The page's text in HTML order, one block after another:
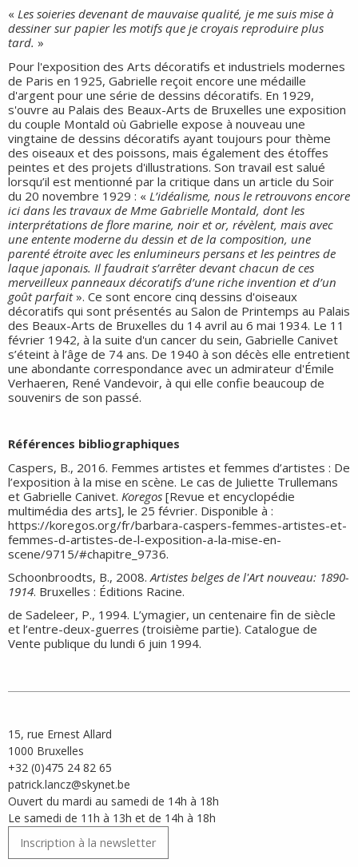
« Les soieries devenant de mauvaise qualité, je me suis mise à
dessiner sur papier les motifs que je croyais reproduire plus
tard. »
Pour l'exposition des Arts décoratifs et industriels modernes
de Paris en 1925, Gabrielle reçoit encore une médaille
d'argent pour une série de dessins décoratifs. En 1929,
s'ouvre au Palais des Beaux-Arts de Bruxelles une exposition
du couple Montald où Gabrielle expose à nouveau une
vingtaine de dessins décoratifs ayant toujours pour thème
des oiseaux et des poissons, mais également des étoffes
peintes et des projets d'illustrations. Son travail est salué
lorsqu’il est mentionné par la critique dans un article du Soir
du 20 novembre 1929 : « L’idéalisme, nous le retrouvons encore
ici dans les travaux de Mme Gabrielle Montald, dont les
interprétations de flore marine, noir et or, révèlent, mais avec
une entente moderne du dessin et de la composition, une
parenté étroite avec les enlumineurs persans et les peintres de
laque japonais. Il faudrait s’arrêter devant chacun de ces
merveilleux panneaux décoratifs d’une riche invention et d’un
goût parfait». Ce sont encore cinq dessins d'oiseaux
décoratifs qui sont présentés au Salon de Printemps au Palais
des Beaux-Arts de Bruxelles du 14 avril au 6 mai 1934. Le 11
février 1942, à la suite d'un cancer du sein, Gabrielle Canivet
s’éteint à l’âge de 74 ans. De 1940 à son décès elle entretient
une abondante correspondance avec un admirateur d'Émile
Verhaeren, René Vandevoir, à qui elle confie beaucoup de
souvenirs de son passé.
Références bibliographiques
Caspers, B., 2016. Femmes artistes et femmes d’artistes : De
l’exposition à la mise en scène. Le cas de Juliette Trullemans
et Gabrielle Canivet. Koregos [Revue et encyclopédie
multimédia des arts], le 25 février. Disponible à :
https://koregos.org/fr/barbara-caspers-femmes-artistes-et-
femmes-d-artistes-de-l-exposition-a-la-mise-en-
scene/9715/#chapitre_9736.
Schoonbroodts, B., 2008. Artistes belges de l'Art nouveau: 1890-
1914. Bruxelles : Éditions Racine.
de Sadeleer, P., 1994. L’ymagier, un centenaire fin de siècle
et l’entre-deux-guerres (troisième partie). Catalogue de
Vente publique du lundi 6 juin 1994.
15, rue Ernest Allard
1000 Bruxelles
+32 (0)475 24 82 65
patrick.lancz@skynet.be
Ouvert du mardi au samedi de 14h à 18h
Le samedi de 11h à 13h et de 14h à 18h
Inscription à la newsletter